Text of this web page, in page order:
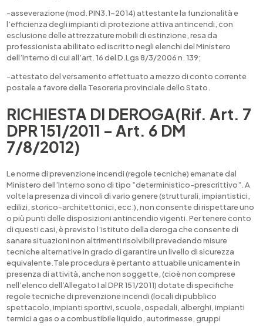
-asseverazione (mod. PIN3.1-2014) attestante la funzionalità e
l’efficienza degli impianti di protezione attiva antincendi, con
esclusione delle attrezzature mobili di estinzione, resa da
professionista abilitato ed iscritto negli elenchi del Ministero
dell’Interno di cui all’art. 16 del D.Lgs 8/3/2006 n. 139;
-attestato del versamento effettuato a mezzo di conto corrente
postale a favore della Tesoreria provinciale dello Stato.
RICHIESTA DI DEROGA(Rif. Art. 7
DPR 151/2011 – Art. 6 DM
7/8/2012)
Le norme di prevenzione incendi (regole tecniche) emanate dal
Ministero dell’Interno sono di tipo ”deterministico-prescrittivo”. A
volte la presenza di vincoli di vario genere (strutturali, impiantistici,
edilizi, storico-architettonici, ecc.), non consente di rispettare uno
o più punti delle disposizioni antincendio vigenti. Per tenere conto
di questi casi, è previsto l’istituto della deroga che consente di
sanare situazioni non altrimenti risolvibili prevedendo misure
tecniche alternative in grado di garantire un livello di sicurezza
equivalente.Tale procedura è pertanto attuabile unicamente in
presenza di attività, anche non soggette, (cioè non comprese
nell’elenco dell’Allegato I al DPR 151/2011) dotate di specifiche
regole tecniche di prevenzione incendi (locali di pubblico
spettacolo, impianti sportivi, scuole, ospedali, alberghi, impianti
termici a gas o a combustibile liquido, autorimesse, gruppi